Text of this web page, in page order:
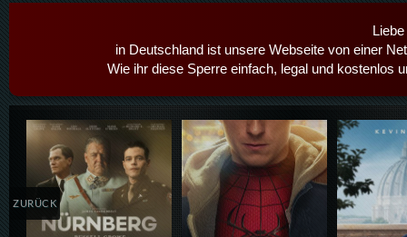
in Deutschland ist unsere Webseite von einer
Wie ihr diese Sperre einfach, legal und kostenlos
Details,Play Details,Play
ZURÜCK